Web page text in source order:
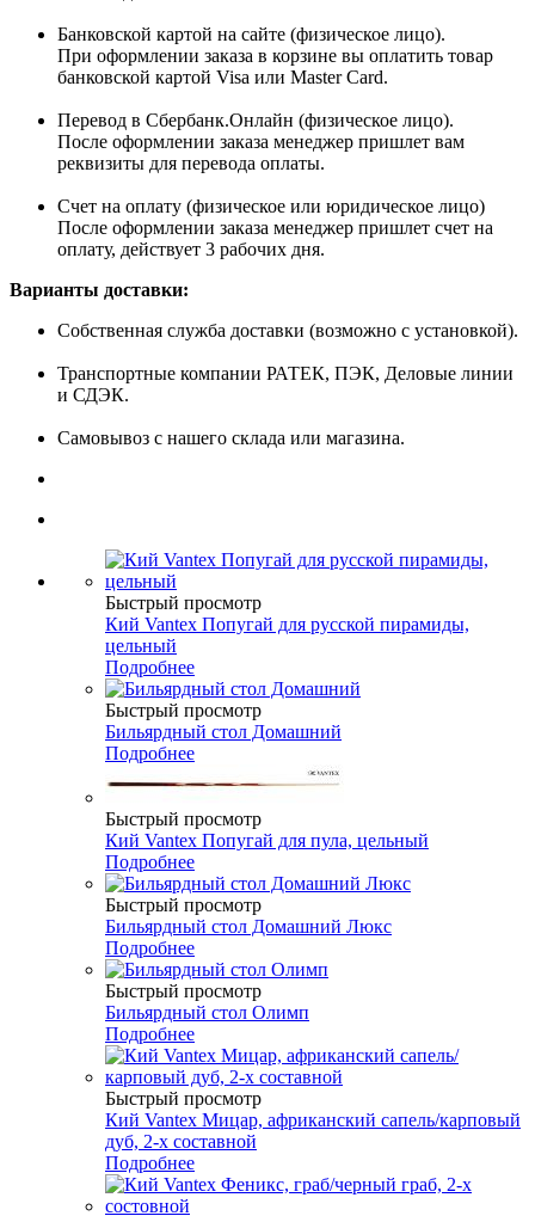
Банковской картой на сайте (физическое лицо).
При оформлении заказа в корзине вы оплатить товар
банковской картой Visa или Master Card.
Перевод в Сбербанк.Онлайн (физическое лицо).
После оформлении заказа менеджер пришлет вам
реквизиты для перевода оплаты.
Счет на оплату (физическое или юридическое лицо)
После оформлении заказа менеджер пришлет счет на
оплату, действует 3 рабочих дня.
Варианты доставки:
Собственная служба доставки (возможно с установкой).
Транспортные компании РАТЕК, ПЭК, Деловые линии
и СДЭК.
Самовывоз с нашего склада или магазина.
Быстрый просмотр
Кий Vantex Попугай для русской пирамиды,
цельный
Подробнее
Быстрый просмотр
Бильярдный стол Домашний
Подробнее
Быстрый просмотр
Кий Vantex Попугай для пула, цельный
Подробнее
Быстрый просмотр
Бильярдный стол Домашний Люкс
Подробнее
Быстрый просмотр
Бильярдный стол Олимп
Подробнее
Быстрый просмотр
Кий Vantex Мицар, африканский сапель/карповый
дуб, 2-х составной
Подробнее